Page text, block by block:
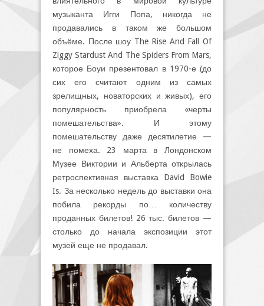
музыканта Игги Попа, никогда не
продавались в таком же большом
объёме. После шоу The Rise And Fall Of
Ziggy Stardust And The Spiders From Mars,
которое Боуи презентовал в 1970-е (до
сих его считают одним из самых
зрелищных, новаторских и живых), его
популярность приобрела «черты
помешательства». И этому
помешательству даже десятилетие —
не помеха. 23 марта в Лондонском
Музее Виктории и Альберта открылась
ретроспективная выставка David Bowie
Is. За несколько недель до выставки она
побила рекорды по… количеству
проданных билетов! 26 тыс. билетов —
столько до начала экспозиции этот
музей еще не продавал.